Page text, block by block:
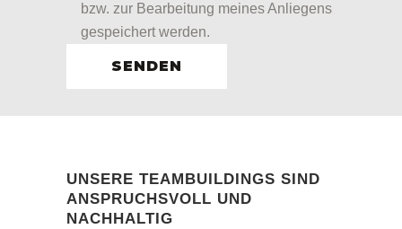
bzw. zur Bearbeitung meines Anliegens
gespeichert werden.
UNSERE TEAMBUILDINGS SIND
ANSPRUCHSVOLL UND
NACHHALTIG